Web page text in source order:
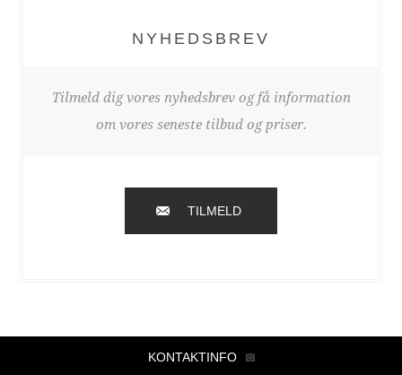
NYHEDSBREV
Tilmeld dig vores nyhedsbrev og få information
om vores seneste tilbud og priser.
TILMELD
KONTAKTINFO